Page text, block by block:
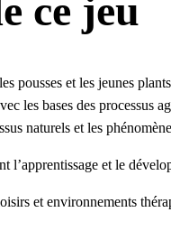
ce jeu
pousses et les jeunes
les bases des processus
naturels et les
et le
et environnements